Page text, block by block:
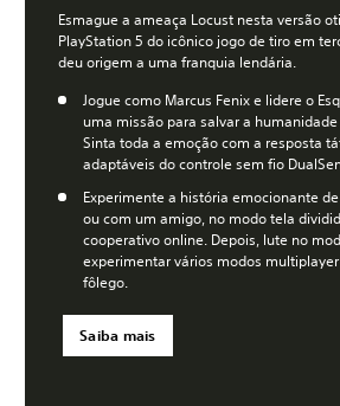
Esmague a ameaça Locust nesta versão
PlayStation 5 do icônico jogo de tiro em
deu origem a uma franquia lendária.
Jogue como Marcus Fenix e lidere o
uma missão para salvar a
Sinta toda a emoção com a resposta
adaptáveis do controle sem fio
Experimente a história emocionante
ou com um amigo, no modo tela
cooperativo online. Depois, lute no
experimentar vários modos multiplayer
fôlego.
Saiba mais